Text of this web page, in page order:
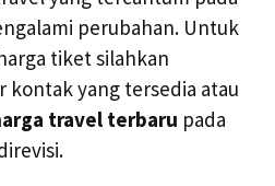
perubahan. Untuk
tiket silahkan
kontak yang tersedia atau
travel terbaru pada